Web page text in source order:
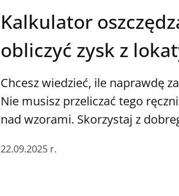
Kalkulator
obliczyć zysk z
Chcesz wiedzieć, ile naprawdę
Nie musisz przeliczać tego
nad wzorami. Skorzystaj z
skokach i spadkach inflacji oraz
22.09.2025 r.